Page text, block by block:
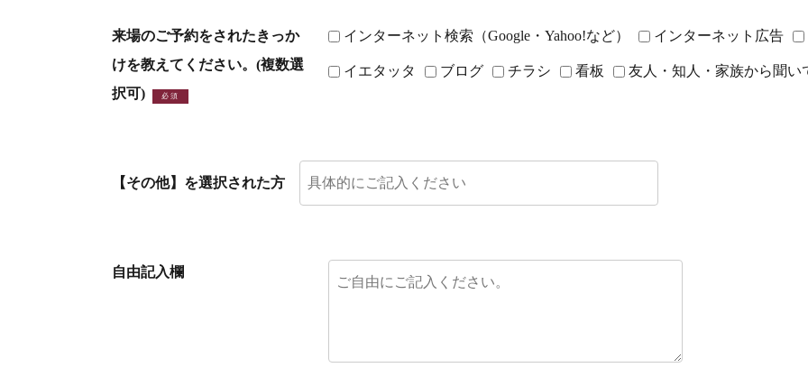
来場のご予約をされたきっか
けを教えてください。(複数選
択可)
必須
インターネット検索（Google・Yahoo!など） インターネット広告
イエタッタ ブログ チラシ 看板 友人・知人・家族から聞い
【その他】を選択された方
自由記入欄